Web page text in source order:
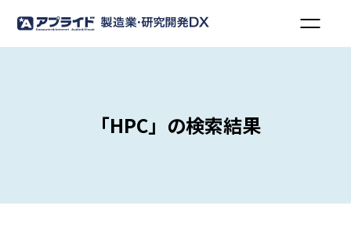
「HPC」の検索結果